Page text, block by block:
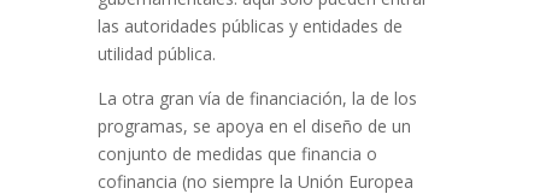
las autoridades públicas y entidades de
utilidad pública.
La otra gran vía de financiación, la de los
programas, se apoya en el diseño de un
conjunto de medidas que financia o
cofinancia (no siempre la Unión Europea